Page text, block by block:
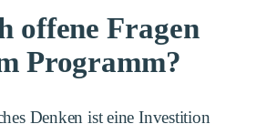
offene Fragen
Programm?
Denken ist eine Investition